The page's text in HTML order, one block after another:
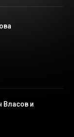
Власов и